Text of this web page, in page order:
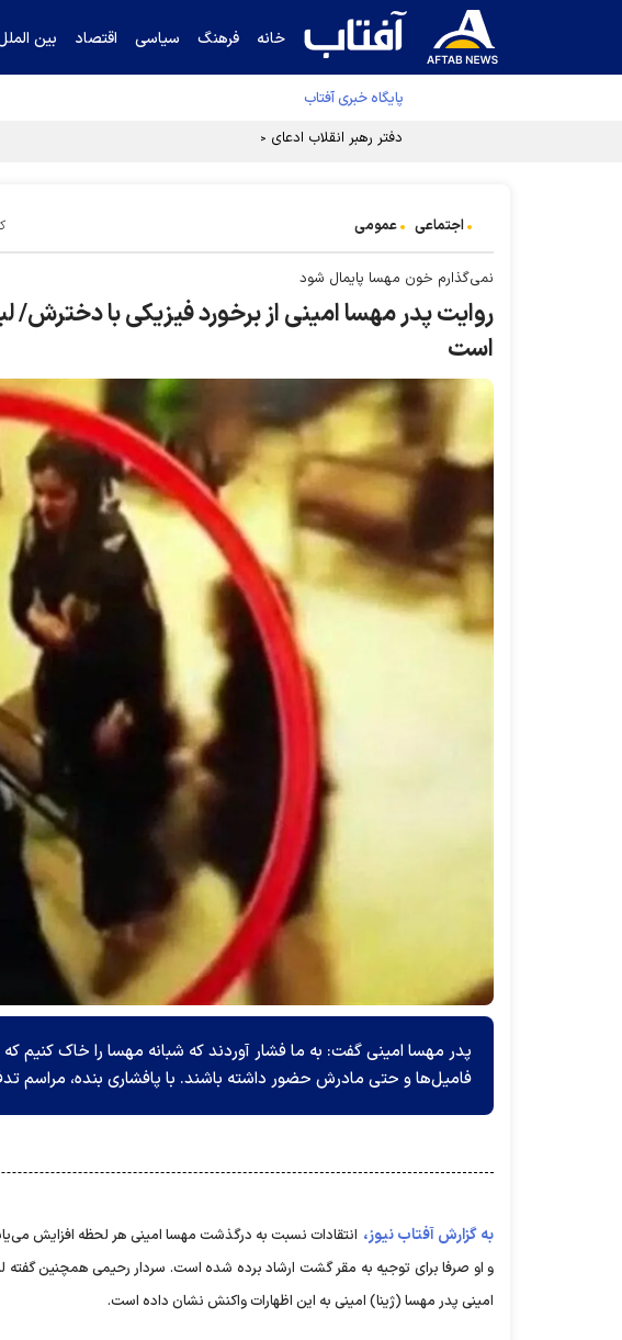
خانه فرهنگ سیاسی اقتصاد بین
پایگاه خبری آفتاب
دفتر رهبر انقلاب ادعای خرازی درباره پزشکیان را تکذیب کرد
اجتماعی عمومی
نمی‌گذارم خون مهسا پایمال شود
روایت پدر مهسا امینی از برخورد فیزیکی با
است
پدر مهسا امینی گفت: به ما فشار آوردند که شبانه مهسا را خاک
فامیل‌ها و حتی مادرش حضور داشته باشند. با پافشاری بنده، مراسم تدفین به
به گزارش آفتاب نیوز، انتقادات نسبت به درگذشت مهسا امینی هر لحظه افزایش
و او صرفا برای توجیه به مقر گشت ارشاد برده شده است. سردار رحیمی همچنین
امینی پدر مهسا (ژینا) امینی به این اظهارات واکنش نشان داده است.